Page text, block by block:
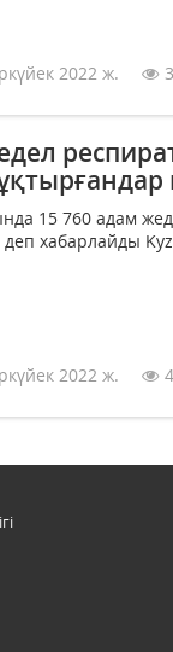
2022 ж.
15 760 адам
хабарлайды
2022 ж.